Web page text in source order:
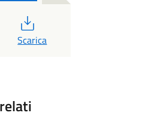
PDF
Scarica